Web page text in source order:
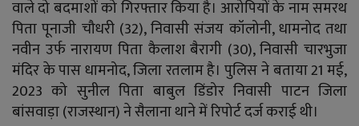
वाले दो बदमाशों को गिरफ्तार किया है। आरोपियों के नाम समरथ
पिता पूनाजी चौधरी (32), निवासी संजय कॉलोनी, धामनोद तथा
नवीन उर्फ नारायण पिता कैलाश बैरागी (30), निवासी चारभुजा
मंदिर के पास धामनोद, जिला रतलाम है। पुलिस ने बताया 21 मई,
2023 को सुनील पिता बाबुल डिंडोर निवासी पाटन जिला
बांसवाड़ा (राजस्थान) ने सैलाना थाने में रिपोर्ट दर्ज कराई थी।